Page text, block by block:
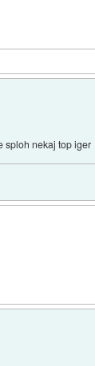
sploh nekaj top iger